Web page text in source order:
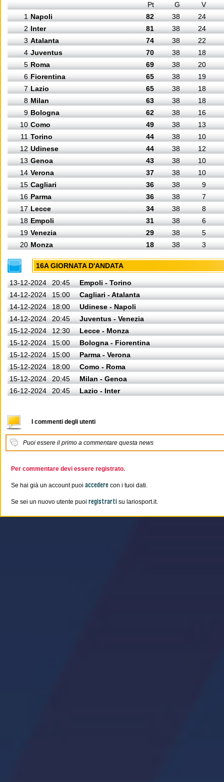
Pt G
V
1 Napoli 82 38
24
2 Inter 81 38
24
3 Atalanta 74 38
22
4 Juventus 70 38
18
5 Roma 69 38
20
6 Fiorentina 65 38
19
7 Lazio 65 38
18
8 Milan 63 38
18
9 Bologna 62 38
16
10 Como 49 38
13
11 Torino 44 38
10
12 Udinese 44 38
12
13 Genoa 43 38
10
14 Verona 37 38
10
15 Cagliari 36 38
9
16 Parma 36 38
7
17 Lecce 34 38
8
18 Empoli 31 38
6
19 Venezia 29 38
5
20 Monza 18 38 3
16A GIORNATA D'ANDATA
13-12-2024 20:45
Empoli - Torino
14-12-2024
15:00
Cagliari - Atalanta
14-12-2024
18:00
Udinese - Napoli
14-12-2024
20:45
Juventus - Venezia
15-12-2024
12:30
Lecce - Monza
15-12-2024
15:00
Bologna - Fiorentina
15-12-2024
15:00
Parma - Verona
15-12-2024
18:00
Como - Roma
15-12-2024
20:45
Milan - Genoa
16-12-2024
20:45 Lazio - Inter
I commenti degli utenti
Puoi essere il primo a commentare questa news
Per commentare devi essere registrato.
Se hai già un account puoi accedere con i tuoi dati.
Se sei un nuovo utente puoi registrarti su lariosport.it.